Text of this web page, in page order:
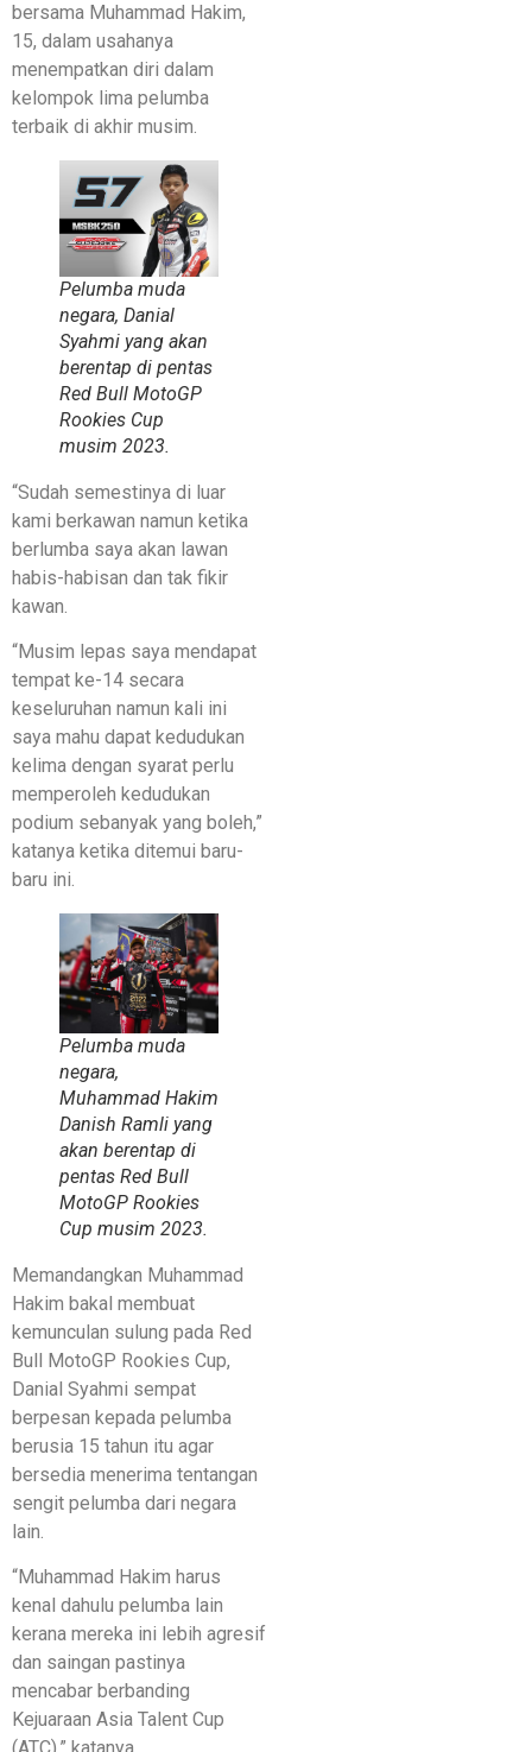
bersama Muhammad Hakim,
15, dalam usahanya
menempatkan diri dalam
kelompok lima pelumba
terbaik di akhir musim.
Pelumba muda
negara, Danial
Syahmi yang akan
berentap di pentas
Red Bull MotoGP
Rookies Cup
musim 2023.
“Sudah semestinya di luar
kami berkawan namun ketika
berlumba saya akan lawan
habis-habisan dan tak fikir
kawan.
“Musim lepas saya mendapat
tempat ke-14 secara
keseluruhan namun kali ini
saya mahu dapat kedudukan
kelima dengan syarat perlu
memperoleh kedudukan
podium sebanyak yang boleh,”
katanya ketika ditemui baru-
baru ini.
Pelumba muda
negara,
Muhammad Hakim
Danish Ramli yang
akan berentap di
pentas Red Bull
MotoGP Rookies
Cup musim 2023.
Memandangkan Muhammad
Hakim bakal membuat
kemunculan sulung pada Red
Bull MotoGP Rookies Cup,
Danial Syahmi sempat
berpesan kepada pelumba
berusia 15 tahun itu agar
bersedia menerima tentangan
sengit pelumba dari negara
lain.
“Muhammad Hakim harus
kenal dahulu pelumba lain
kerana mereka ini lebih agresif
dan saingan pastinya
mencabar berbanding
Kejuaraan Asia Talent Cup